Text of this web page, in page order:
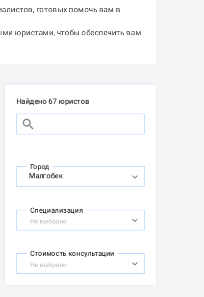
готовых помочь вам в
юристами, чтобы обеспечить вам
Найдено 67 юристов
Город
Специализация
Не выбрано
Стоимость консультации
Не выбрано